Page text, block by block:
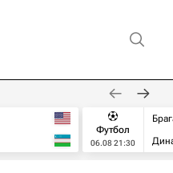
Футбол
06.08 21:30